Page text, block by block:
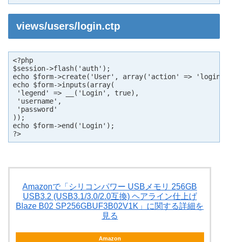
views/users/login.ctp
<?php
$session->flash('auth');
echo $form->create('User', array('action' =>
echo $form->inputs(array(
'legend' => __('Login', true),
'username',
'password'
));
echo $form->end('Login');
?>
Amazonで「シリコンパワー USBメモリ 256GB
USB3.2 (USB3.1/3.0/2.0互換) ヘアライン仕上げ
Blaze B02 SP256GBUF3B02V1K」に関する詳細を
見る
Amazon